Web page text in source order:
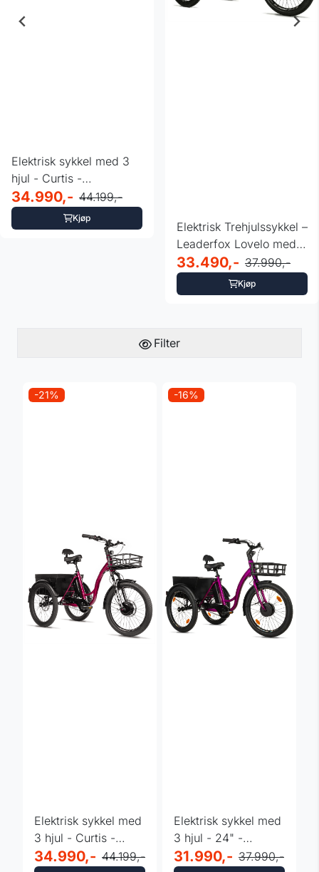
Elektrisk sykkel med 3
hjul - Curtis -
hydrauliske bremser
34.990,- 44.199,-
Kjøp
Elektrisk Trehjulssykkel –
Leaderfox Lovelo med
...
33.490,- 37.990,-
Kjøp
Filter
-21%
Elektrisk sykkel med
3 hjul - Curtis -
hydrauliske bremser
34.990,- 44.199,-
-16%
Elektrisk sykkel med
3 hjul - 24" -
Leaderfox Lovelo -
31.990,- 37.990,-